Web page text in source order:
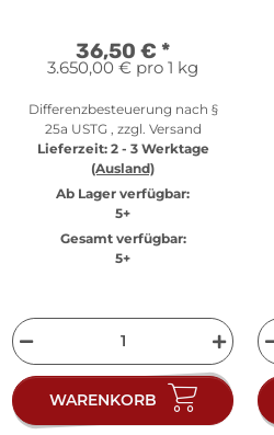
36,50 € *
3.650,00 € pro 1 kg
Differenzbesteuerung nach §
25a USTG , zzgl. Versand
Lieferzeit: 2 - 3 Werktage
(Ausland)
Ab Lager verfügbar:
5+
Gesamt verfügbar:
5+
WARENKORB